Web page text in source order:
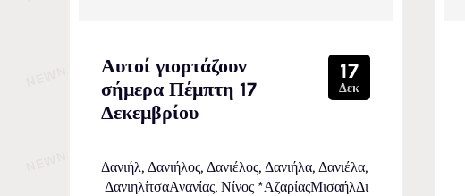
Αυτοί γιορτάζουν
σήμερα Πέμπτη 17
Δεκεμβρίου
17
Δεκ
Δανιήλ, Δανιήλος, Δανιέλος, Δανιήλα, Δανιέλα,
ΔανιηλίτσαΑνανίας, Νίνος *ΑζαρίαςΜισαήλΔι